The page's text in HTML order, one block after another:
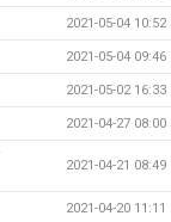
2021-05-04 10:52
2021-05-04 09:46
2021-05-02 16:33
2021-04-27 08:00
2021-04-21 08:49
2021-04-20 11:11